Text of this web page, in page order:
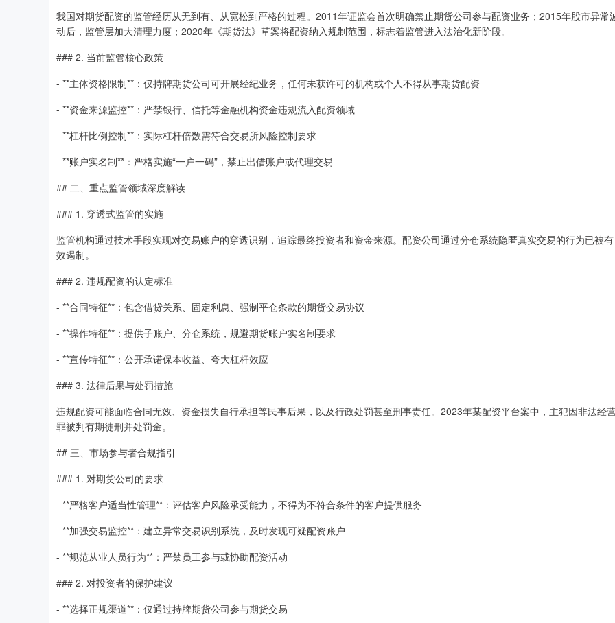
我国对期货配资的监管经历从无到有、从宽松到严格的过程。2011年证监会首次明确禁止期货公司参与配资业务；2015年股市异常
动后，监管层加大清理力度；2020年《期货法》草案将配资纳入规制范围，标志着监管进入法治化新阶段。
### 2. 当前监管核心政策
- **主体资格限制**：仅持牌期货公司可开展经纪业务，任何未获许可的机构或个人不得从事期货配资
- **资金来源监控**：严禁银行、信托等金融机构资金违规流入配资领域
- **杠杆比例控制**：实际杠杆倍数需符合交易所风险控制要求
- **账户实名制**：严格实施“一户一码”，禁止出借账户或代理交易
## 二、重点监管领域深度解读
### 1. 穿透式监管的实施
监管机构通过技术手段实现对交易账户的穿透识别，追踪最终投资者和资金来源。配资公司通过分仓系统隐匿真实交易的行为已被有
效遏制。
### 2. 违规配资的认定标准
- **合同特征**：包含借贷关系、固定利息、强制平仓条款的期货交易协议
- **操作特征**：提供子账户、分仓系统，规避期货账户实名制要求
- **宣传特征**：公开承诺保本收益、夸大杠杆效应
### 3. 法律后果与处罚措施
违规配资可能面临合同无效、资金损失自行承担等民事后果，以及行政处罚甚至刑事责任。2023年某配资平台案中，主犯因非法经
罪被判有期徒刑并处罚金。
## 三、市场参与者合规指引
### 1. 对期货公司的要求
- **严格客户适当性管理**：评估客户风险承受能力，不得为不符合条件的客户提供服务
- **加强交易监控**：建立异常交易识别系统，及时发现可疑配资账户
- **规范从业人员行为**：严禁员工参与或协助配资活动
### 2. 对投资者的保护建议
- **选择正规渠道**：仅通过持牌期货公司参与期货交易